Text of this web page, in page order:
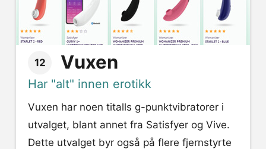
12 Vuxen
Har "alt" innen erotikk
Vuxen har noen titalls g-punktvibratorer i
utvalget, blant annet fra Satisfyer og Vive.
Dette utvalget byr også på flere fjernstyrte